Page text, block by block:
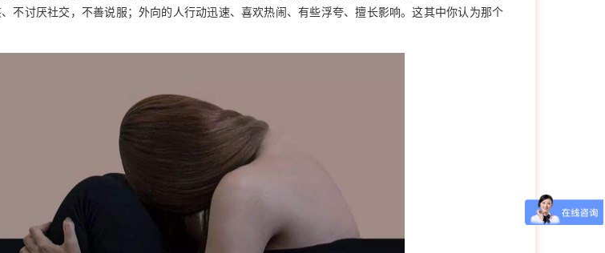
不讨厌社交，不善说服；外向的人行动迅速、喜欢热闹、有些浮夸、擅长影响。这其中你认为那个